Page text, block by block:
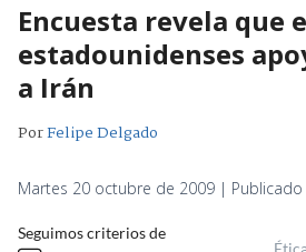
Encuesta revela que
estadounidenses
a Irán
PorFelipe Delgado
Martes 20 octubre de 2009 | Publicado
Seguimos criterios de